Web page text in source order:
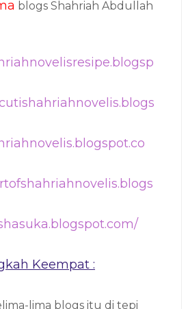
blogs Shahriah Abdullah
Keempat :
lima blogs itu di tepi